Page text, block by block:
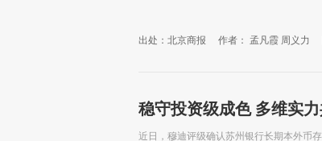
出处：北京商报 作者： 孟凡霞 周义力
稳守投资级成色 多维实
足
近日，穆迪评级确认苏州银行长期本外币